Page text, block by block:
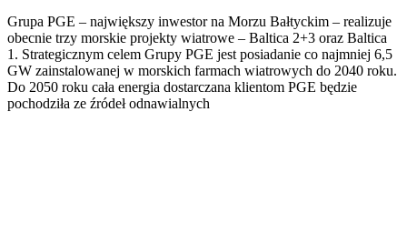
Grupa PGE – największy inwestor na Morzu Bałtyckim – realizuje
obecnie trzy morskie projekty wiatrowe – Baltica 2+3 oraz Baltica
1. Strategicznym celem Grupy PGE jest posiadanie co najmniej 6,5
GW zainstalowanej w morskich farmach wiatrowych do 2040 roku.
Do 2050 roku cała energia dostarczana klientom PGE będzie
pochodziła ze źródeł odnawialnych